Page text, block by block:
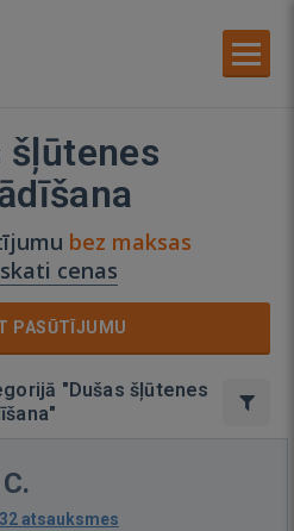
šļūtenes
bez maksas
cenas
PASŪTĪJUMU
"Dušas šļūtenes
32 atsauksmes